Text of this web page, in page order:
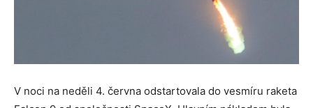
V noci na neděli 4. června odstartovala do vesmíru raketa